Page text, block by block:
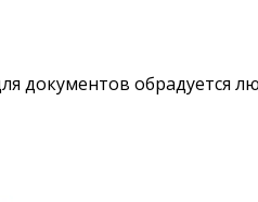
документов обрадуется